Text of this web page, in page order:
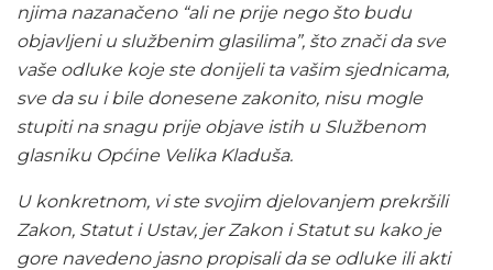
njima nazanačeno “ali ne prije nego što budu
objavljeni u službenim glasilima”, što znači da sve
vaše odluke koje ste donijeli ta vašim sjednicama,
sve da su i bile donesene zakonito, nisu mogle
stupiti na snagu prije objave istih u Službenom
glasniku Općine Velika Kladuša.
U konkretnom, vi ste svojim djelovanjem prekršili
Zakon, Statut i Ustav, jer Zakon i Statut su kako je
gore navedeno jasno propisali da se odluke ili akti